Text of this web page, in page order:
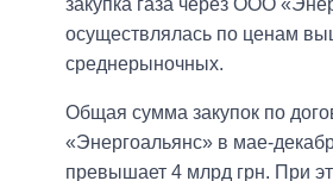
закупка газа через ООО
осуществлялась по ценам
среднерыночных.
Общая сумма закупок по
«Энергоальянс» в мае-
превышает 4 млрд грн. При